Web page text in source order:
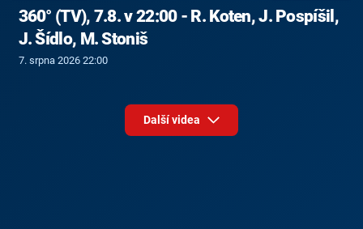
360° (TV), 7.8. v 22:00 - R. Koten, J. Pospíšil,
J. Šídlo, M. Stoniš
7. srpna 2026 22:00
Další videa